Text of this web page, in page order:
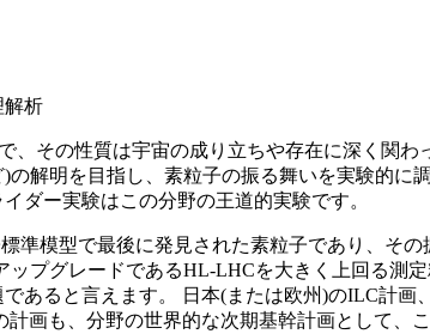
解析
その性質は宇宙の成り立ちや存在に深く関
解明を目指し、素粒子の振る舞いを実験的
ダー実験はこの分野の王道的実験です。
準模型で最後に発見された素粒子であり、そ
プグレードであるHL-LHCを大きく上回る測
あると言えます。 日本(または欧州)のILC計画
画も、分野の世界的な次期基幹計画として、